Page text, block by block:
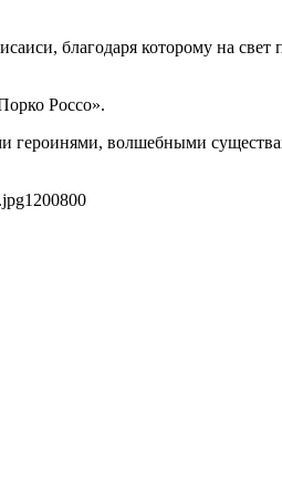
благодаря которому на свет
Россо».
героинями, волшебными
1200800